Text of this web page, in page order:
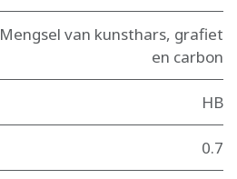
Mengsel van kunsthars, grafiet
en carbon
HB
0.7